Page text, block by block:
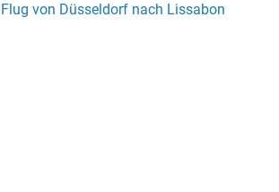
Flug von Düsseldorf nach Lissabon